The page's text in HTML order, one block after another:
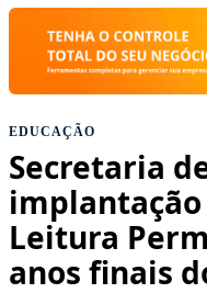
EDUCAÇÃO
Secretaria
implantação
Leitura
anos finais